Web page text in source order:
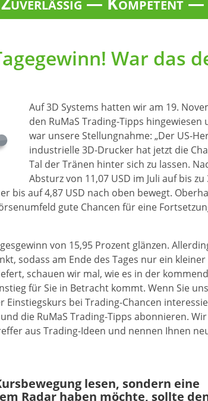
War das
Auf 3D Systems hatten wir am 19.
den RuMaS Trading-Tipps hingewiesen
war unsere Stellungnahme: „Der US-
industrielle 3D-Drucker hat jetzt die
Tal der Tränen hinter sich zu lassen.
Absturz von 11,07 USD im Juli auf bis zu
bis auf 4,87 USD nach oben bewegt.
gute Chancen für eine
von 15,95 Prozent glänzen.
sodass am Ende des Tages nur ein kleiner
schauen wir mal, wie es in der
für Sie in Betracht kommt. Wenn Sie
bei Trading-Chancen
die RuMaS Trading-Tipps abonnieren. Wir
aus Trading-Ideen und nennen Ihnen
lesen, sondern eine
Radar haben möchte, sollte